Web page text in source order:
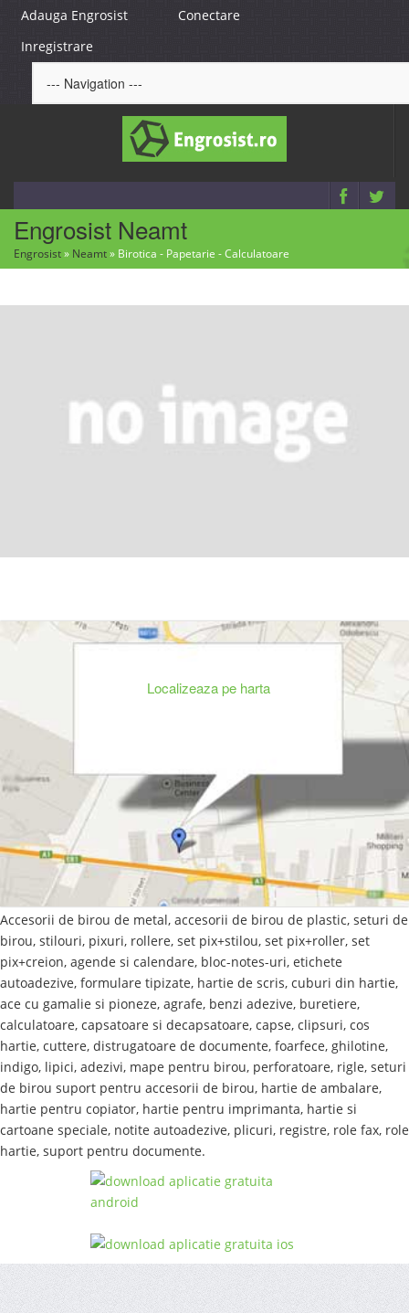
Adauga Engrosist
Conectare
Inregistrare
Engrosist Neamt
Engrosist» Neamt» Birotica - Papetarie - Calculatoare
Localizeaza pe harta
Accesorii de birou de metal, accesorii de birou de plastic, seturi de
birou, stilouri, pixuri, rollere, set pix+stilou, set pix+roller, set
pix+creion, agende si calendare, bloc-notes-uri, etichete
autoadezive, formulare tipizate, hartie de scris, cuburi din hartie,
ace cu gamalie si pioneze, agrafe, benzi adezive, buretiere,
calculatoare, capsatoare si decapsatoare, capse, clipsuri, cos
hartie, cuttere, distrugatoare de documente, foarfece, ghilotine,
indigo, lipici, adezivi, mape pentru birou, perforatoare, rigle, seturi
de birou suport pentru accesorii de birou, hartie de ambalare,
hartie pentru copiator, hartie pentru imprimanta, hartie si
cartoane speciale, notite autoadezive, plicuri, registre, role fax, role
hartie, suport pentru documente.